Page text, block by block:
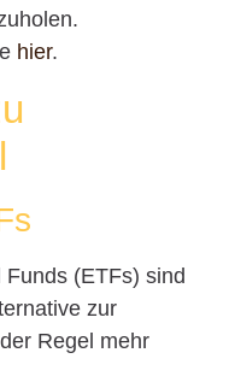
hier.
(ETFs) sind
zur
Regel mehr